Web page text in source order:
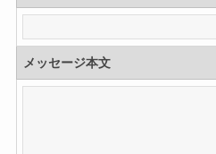
メッセージ本文